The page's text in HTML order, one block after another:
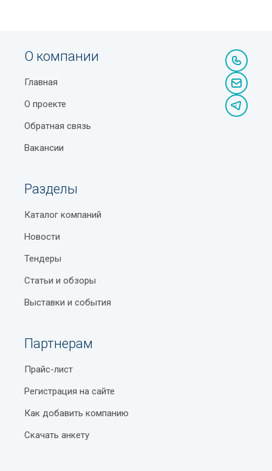
О компании
Главная
О проекте
Обратная связь
Вакансии
Разделы
Каталог компаний
Новости
Тендеры
Статьи и обзоры
Выставки и события
Партнерам
Прайс-лист
Регистрация на сайте
Как добавить компанию
Скачать анкету